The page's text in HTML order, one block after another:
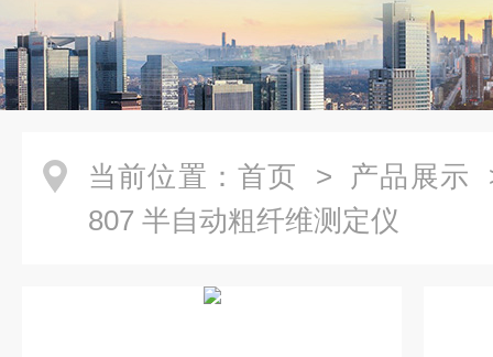
当前位置： 首页 > 产品展示
807 半自动粗纤维测定仪